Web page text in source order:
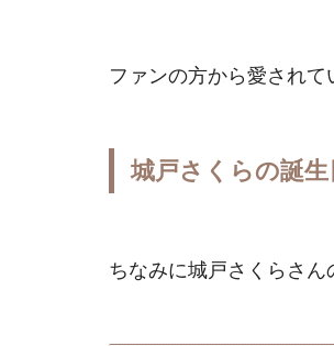
ファンの方から愛され
城戸さくらの誕生
ちなみに城戸さくらさん